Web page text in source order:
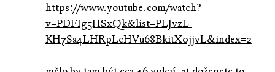
https://www.youtube.com/watch?
v=PDFIg5HSxQk&list=PLJvzL-
KH7Sa4LHRpLcHVu68BkitX0jjvL&index=2